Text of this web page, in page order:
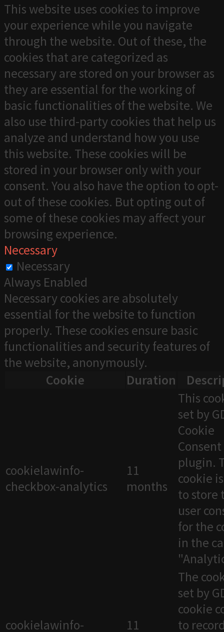
This website uses cookies to improve
your experience while you navigate
through the website. Out of these, the
cookies that are categorized as
necessary are stored on your browser as
they are essential for the working of
basic functionalities of the website. We
also use third-party cookies that help us
analyze and understand how you use
this website. These cookies will be
stored in your browser only with your
consent. You also have the option to opt-
out of these cookies. But opting out of
some of these cookies may affect your
browsing experience.
Necessary
Necessary
Always Enabled
Necessary cookies are absolutely
essential for the website to function
properly. These cookies ensure basic
functionalities and security features of
the website, anonymously.
Cookie
Duration
cookielawinfo-
checkbox-analytics
11
months
This
set by
Cookie
Consent
plugin.
cookie
to store
user
for the
in the
cookielawinfo- 11
The
set by
cookie
to